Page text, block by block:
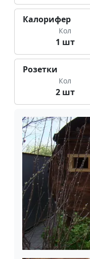
Калорифер
Кол
1 шт
Розетки
Кол
2 шт